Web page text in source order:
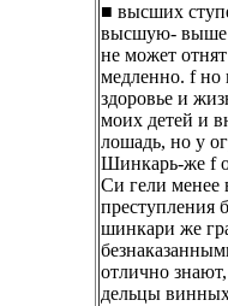
■ высших
высшую- выше
не может
медленно. f но
здоровье и
моих детей и
лошадь, но у
Шинкарь-же f
Си гели менее
преступления
шинкари же
отлично
дельцы винных